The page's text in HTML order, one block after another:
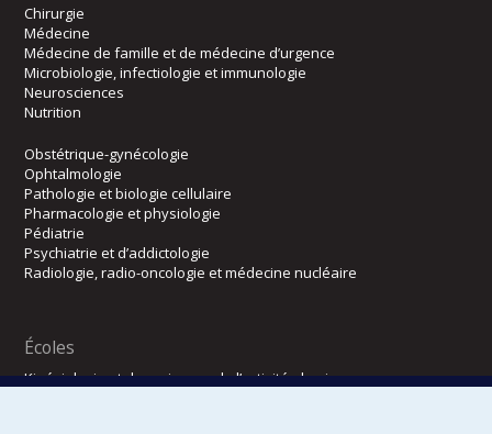
Chirurgie
Médecine
Médecine de famille et de médecine d’urgence
Microbiologie, infectiologie et immunologie
Neurosciences
Nutrition
Obstétrique-gynécologie
Ophtalmologie
Pathologie et biologie cellulaire
Pharmacologie et physiologie
Pédiatrie
Psychiatrie et d’addictologie
Radiologie, radio-oncologie et médecine nucléaire
Écoles
Kinésiologie et des sciences de l’activité physique